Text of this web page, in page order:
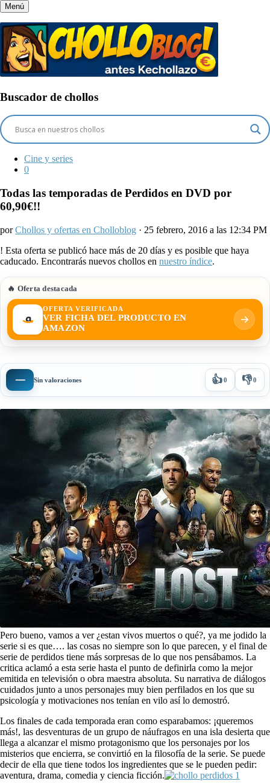
Menú
Buscador de chollos
Cine y series
0
Todas las temporadas de Perdidos en DVD por
60,90€!!
porChollos y ofertas en Cholloblog · 25 febrero, 2016 a las 12:34 PM
! Esta oferta se publicó hace más de 20 días y es posible que haya
caducado. Encontrarás nuevos chollos en nuestro índice.
🔥 Oferta destacada
OFERTA VERIFICADA
VER FICHA DEL PRODUCTO EN
AMAZON
— Sin valoraciones 👍0 👎0
Pero bueno, vamos a ver ¿estan vivos muertos o qué?, ya me jodido la
serie si es que…. las cosas no siempre son lo que parecen, y el final de
serie de perdidos tiene más sorpresas de lo que nos pensábamos. La
critica aclamó a esta serie hasta el punto de definirla como la mejor
emitida en televisión o obra maestra absoluta. Su narrativa de diálogos
cuidados junto a unos personajes muy bien perfilados en los que su
psicología y motivaciones nos tenían en vilo así lo demostró.
Los finales de cada temporada eran como esparabamos: ¡queremos
más!, las desventuras de un grupo de náufragos en una isla desierta que
llega a alcanzar el mismo protagonismo que los personajes por los
misterios que encierra, se convirtió en la filosofía de la serie. Se puede
decir de ella que tiene todos los ingredientes que se le pueden pedir:
aventura, drama, comedia y ciencia ficción.